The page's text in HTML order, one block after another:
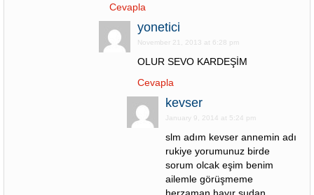
Cevapla
yonetici
November 21, 2013 at 6:28 pm
OLUR SEVO KARDEŞİM
Cevapla
kevser
January 9, 2014 at 5:24 pm
slm adım kevser annemin adı
rukiye yorumunuz birde
sorum olcak eşim benim
ailemle görüşmeme